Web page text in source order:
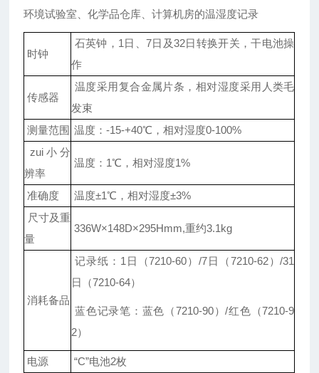
环境试验室、化学品仓库、计算机房的温湿度记录
时钟
石英钟，1日、7日及32日转换开关，干电池操
作
传感器
温度采用复合金属片条，相对湿度采用人类毛
发束
测量范围 温度：-15-+40℃，相对湿度0-100%
zui小分
辨率
温度：1℃，相对湿度1%
准确度
温度±1℃，相对湿度±3%
尺寸及重
量
336W×148D×295Hmm,重约3.1kg
消耗备品
记录纸：1日（7210-60）/7日（7210-62）/31
日（7210-64）
蓝色记录笔：蓝色（7210-90）/红色（7210-9
2）
电源 “C”电池2枚